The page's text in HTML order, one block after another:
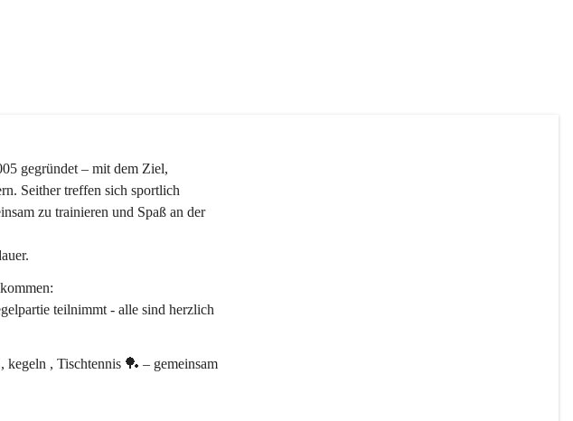
gegründet – mit dem Ziel,
Seither treffen sich sportlich
zu trainieren und Spaß an der
teilnimmt - alle sind herzlich
, Tischtennis 🏓 – gemeinsam